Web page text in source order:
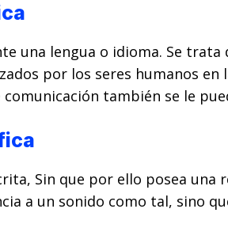
una lengua o idioma. Se
por los seres humanos
también se le
Sin que por ello posea
a un sonido como tal, sino